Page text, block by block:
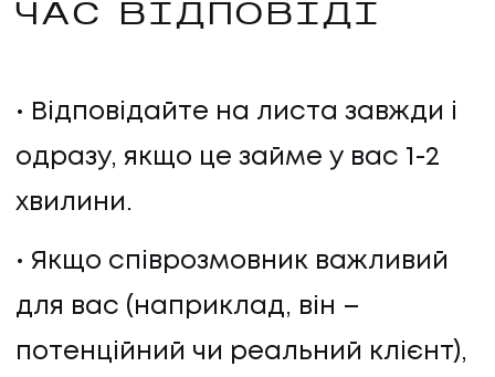
ЧАС ВІДПОВІДІ
Відповідайте на листа завжди і
одразу, якщо це займе у вас 1-2
хвилини.
Якщо співрозмовник важливий
для вас (наприклад, він –
потенційний чи реальний клієнт),